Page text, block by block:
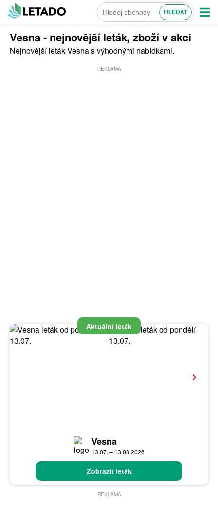
Vesna - nejnovější leták, zboží v akci
Nejnovější leták Vesna s výhodnými nabídkami.
REKLAMA
Aktuální leták
Vesna
13.07. – 13.08.2026
Zobrazit leták
REKLAMA